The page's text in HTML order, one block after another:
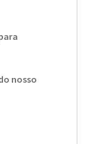
nosso